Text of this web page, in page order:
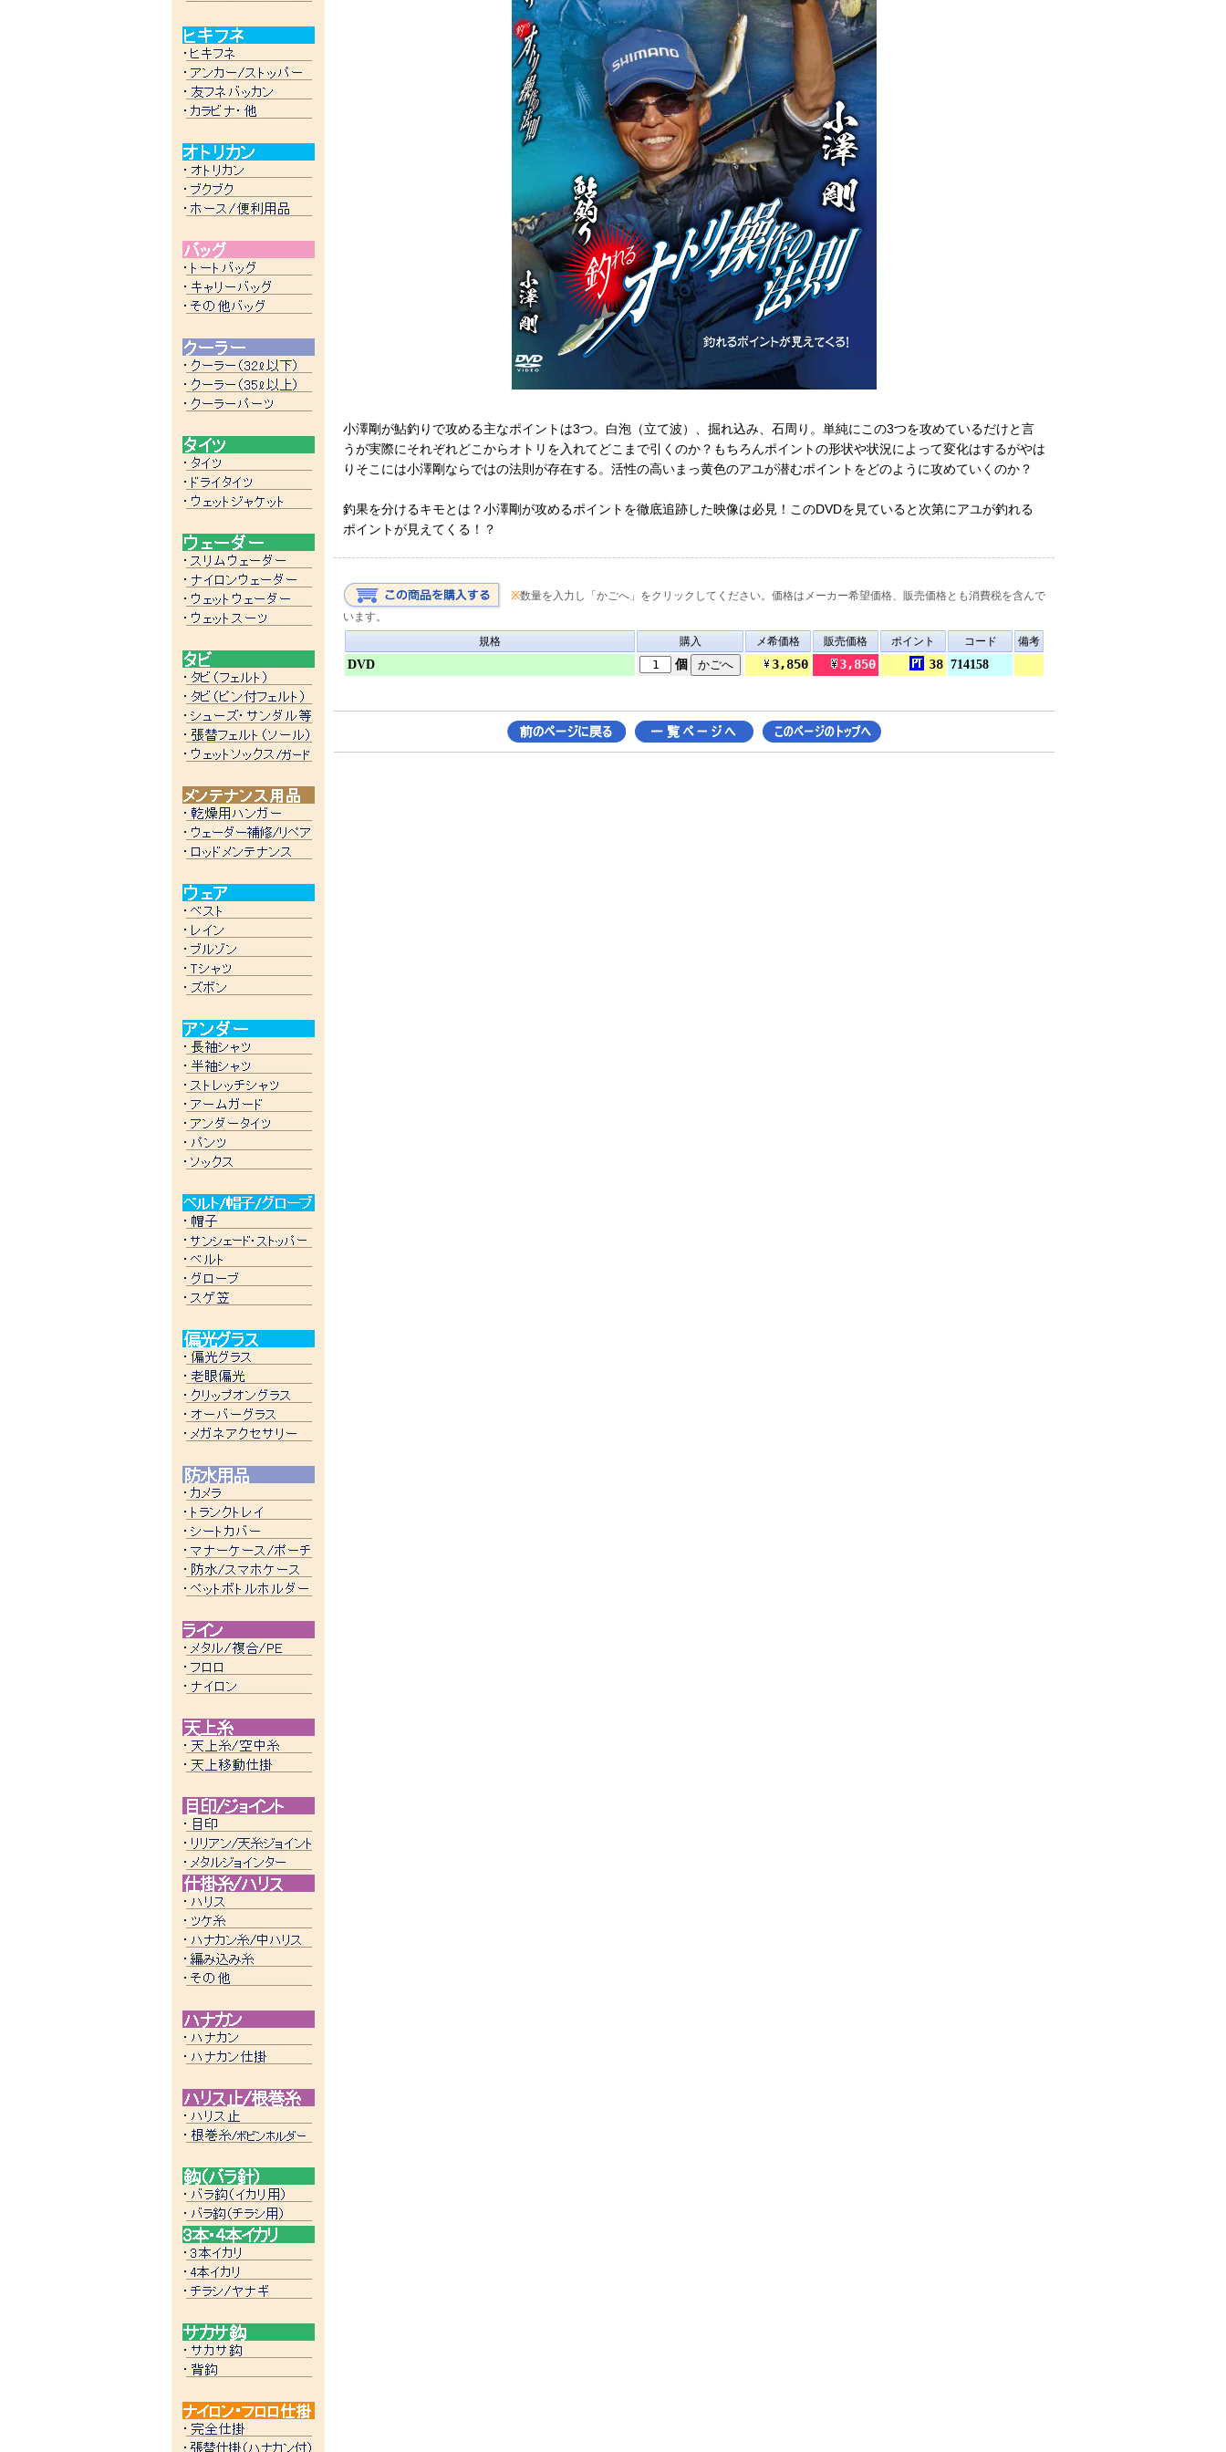
小澤剛が鮎釣りで攻める主なポイントは3つ。白泡（立て波）、掘れ込み、石周り。単純にこの3つを攻めているだけと言
うが実際にそれぞれどこからオトリを入れてどこまで引くのか？もちろんポイントの形状や状況によって変化はするがやは
りそこには小澤剛ならではの法則が存在する。活性の高いまっ黄色のアユが潜むポイントをどのように攻めていくのか？
釣果を分けるキモとは？小澤剛が攻めるポイントを徹底追跡した映像は必見！このDVDを見ていると次第にアユが釣れる
ポイントが見えてくる！？
※数量を入力し「かごへ」をクリックしてください。価格はメーカー希望価格、販売価格とも消費税を含んで
います。
規格
購入 メ希価格 販売価格 ポイント コード 備考
DVD 個 3,850 3,850 38 714158